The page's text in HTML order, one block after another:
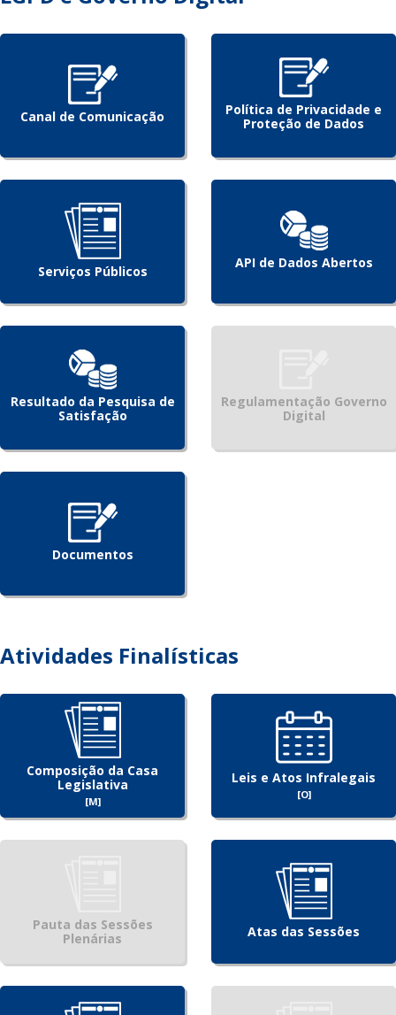
Canal de Comunicação
Política de Privacidade e
Proteção de Dados
Serviços Públicos
API de Dados Abertos
Resultado da Pesquisa de
Satisfação
Regulamentação Governo
Digital
Documentos
Atividades Finalísticas
Composição da Casa
Legislativa
[M]
Leis e Atos Infralegais
[O]
Pauta das Sessões
Plenárias
Atas das Sessões